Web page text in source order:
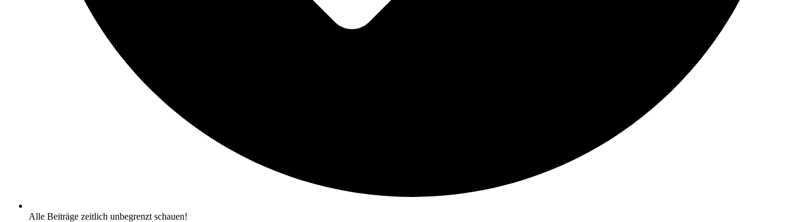
Alle Beiträge zeitlich unbegrenzt schauen!